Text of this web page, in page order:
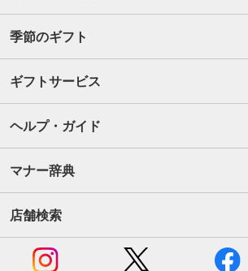
季節のギフト
ギフトサービス
ヘルプ・ガイド
マナー辞典
店舗検索